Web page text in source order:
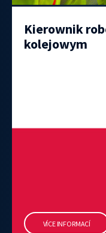
Kierownik
kolejowym
VÍCE INFORMACÍ